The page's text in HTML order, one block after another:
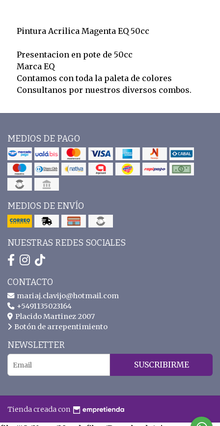
Pintura Acrilica Magenta EQ 50cc
Presentacion en pote de 50cc
Marca EQ
Contamos con toda la paleta de colores
Consultanos por nuestros diversos combos.
MEDIOS DE PAGO
MEDIOS DE ENVÍO
NUESTRAS REDES SOCIALES
CONTACTO
mariaj.clavijo@hotmail.com
+5491135023164
Placido Martinez 2007
Botón de arrepentimiento
NEWSLETTER
SUSCRIBIRME
Tienda creada con